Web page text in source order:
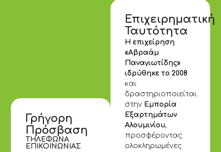
Επιχειρηματική
Ταυτότητα
Η επιχείρηση
«Αβραάμ
Παναγιωτίδης»
ιδρύθηκε το 2008
και
δραστηριοποιείται
στην Εμπορία
Εξαρτημάτων
Αλουμινίου,
προσφέροντας
ολοκληρωμένες
Γρήγορη
Πρόσβαση
ΤΗΛΕΦΩΝΑ
ΕΠΙΚΟΙΝΩΝΙΑΣ